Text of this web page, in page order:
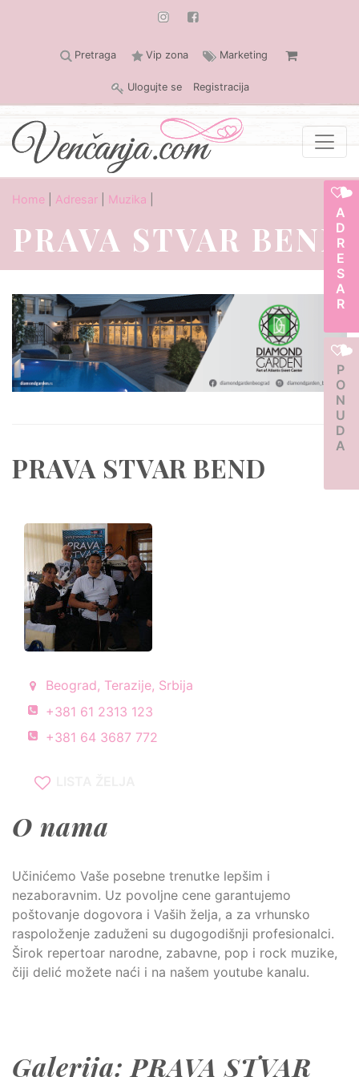
Pretraga Vip zona Marketing
Ulogujte se Registracija
ADRESAR
PONUDA
Home Adresar Muzika
PRAVA STVAR BEND
PRAVA STVAR BEND
Beograd, Terazije, Srbija
+381 61 2313 123
+381 64 3687 772
O nama
Učinićemo Vaše posebne trenutke lepšim i
nezaboravnim. Uz povoljne cene garantujemo
poštovanje dogovora i Vaših želja, a za vrhunsko
raspoloženje zaduženi su dugogodišnji profesionalci.
Širok repertoar narodne, zabavne, pop i rock muzike,
čiji delić možete naći i na našem youtube kanalu.
Galerija: PRAVA STVAR